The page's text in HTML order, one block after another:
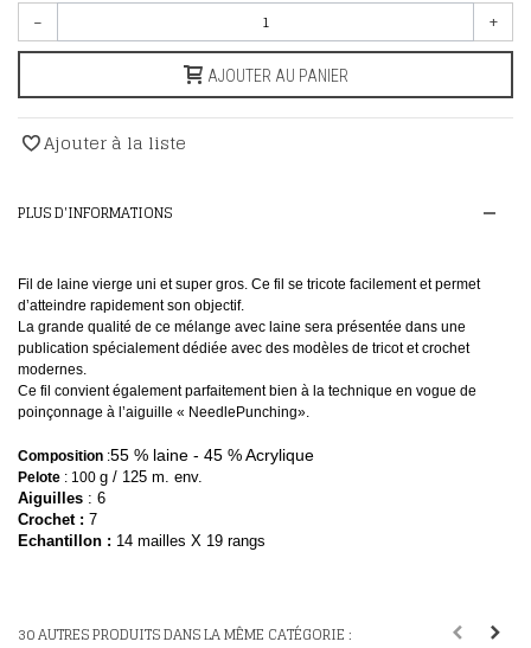
- +
AJOUTER AU PANIER
Ajouter à la liste
PLUS D'INFORMATIONS
Fil de laine vierge uni et super gros. Ce fil se tricote facilement et permet
d’atteindre rapidement son objectif.
La grande qualité de ce mélange avec laine sera présentée dans une
publication spécialement dédiée avec des modèles de tricot et crochet
modernes.
Ce fil convient également parfaitement bien à la technique en vogue de
poinçonnage à l’aiguille « NeedlePunching».
Composition :55 % laine - 45 % Acrylique
Pelote : 100 g / 125 m. env.
Aiguilles : 6
Crochet : 7
Echantillon : 14 mailles X 19 rangs
30 AUTRES PRODUITS DANS LA MÊME CATÉGORIE :